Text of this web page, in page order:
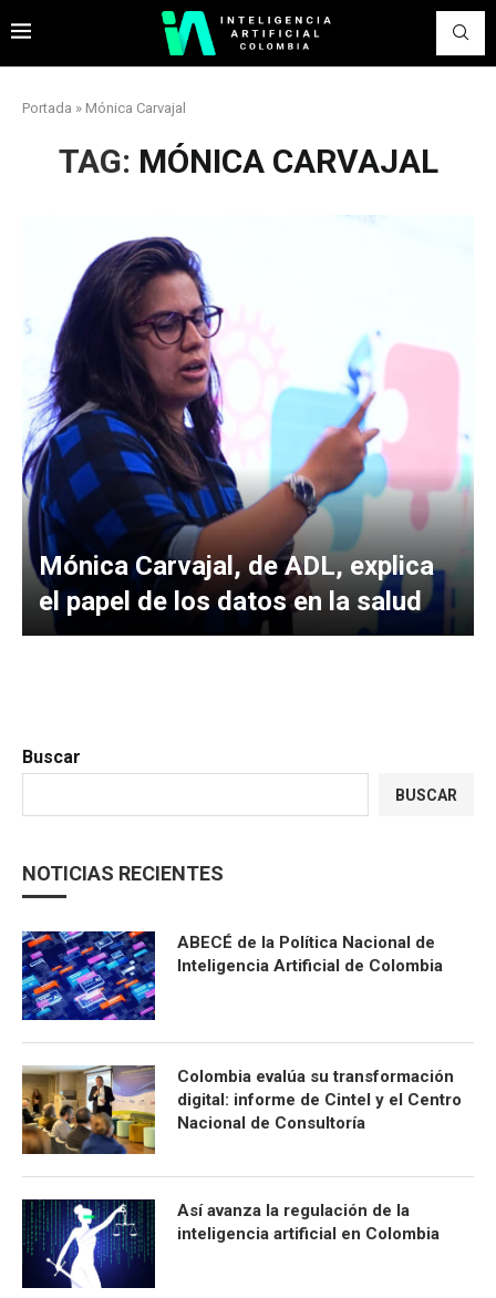
Portada » Mónica Carvajal
TAG: MÓNICA CARVAJAL
Mónica Carvajal, de ADL, explica
el papel de los datos en la salud
Buscar
BUSCAR
NOTICIAS RECIENTES
ABECÉ de la Política Nacional de
Inteligencia Artificial de Colombia
Colombia evalúa su transformación
digital: informe de Cintel y el Centro
Nacional de Consultoría
Así avanza la regulación de la
inteligencia artificial en Colombia